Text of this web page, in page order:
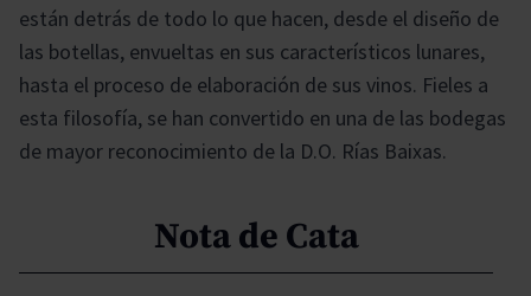
están detrás de todo lo que hacen, desde el diseño de
las botellas, envueltas en sus característicos lunares,
hasta el proceso de elaboración de sus vinos. Fieles a
esta filosofía, se han convertido en una de las bodegas
de mayor reconocimiento de la D.O. Rías Baixas.
Nota de Cata